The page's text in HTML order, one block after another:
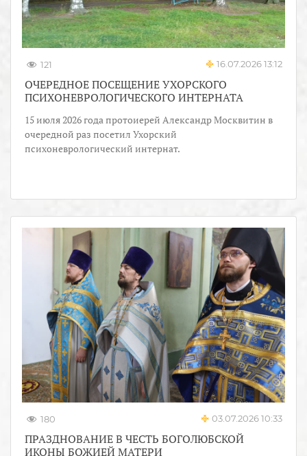
121 16.07.2026 13:12
ОЧЕРЕДНОЕ ПОСЕЩЕНИЕ УХОРСКОГО
ПСИХОНЕВРОЛОГИЧЕСКОГО ИНТЕРНАТА
15 июля 2026 года протоиерей Александр Москвитин в
очередной раз посетил Ухорский
психоневрологический интернат.
180 03.07.2026 10:33
ПРАЗДНОВАНИЕ В ЧЕСТЬ БОГОЛЮБСКОЙ
ИКОНЫ БОЖИЕЙ МАТЕРИ